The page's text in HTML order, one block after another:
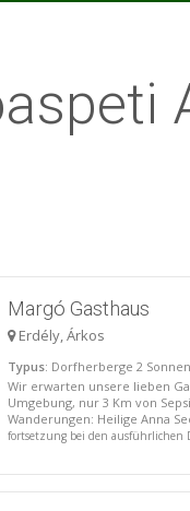
Margó Gasthaus
Erdély, Árkos
Typus: Dorfherberge 2
Wir erwarten unsere lieben
Umgebung, nur 3 Km von
Wanderungen: Heilige Anna
fortsetzung bei den ausführlichen